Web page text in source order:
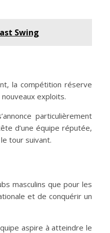
Swing
la compétition réserve
exploits.
particulièrement
d’une équipe réputée,
tour suivant.
masculins que pour les
et de conquérir un
aspire à atteindre le